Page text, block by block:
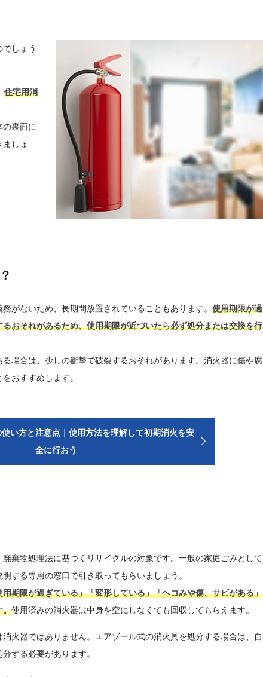
しょう
住宅用消
裏面に
しょ
がないため、長期間放置されていることもあります。 使用期限が過
おそれがあるため、使用期限が近づいたら必ず処分または交換を行
場合は、少しの衝撃で破裂するおそれがあります。消火器に傷や腐
おすすめします。
い方と注意点｜使用方法を理解して初期消火を安
全に行おう
棄物処理法に基づくリサイクルの対象です。一般の家庭ごみとして
する専用の窓口で引き取ってもらいましょう。
期限が過ぎている」「変形している」「ヘコみや傷、サビがある」
。使用済みの消火器は中身を空にしなくても回収してもらえます。
火器ではありません。エアゾール式の消火具を処分する場合は、自
する必要があります。